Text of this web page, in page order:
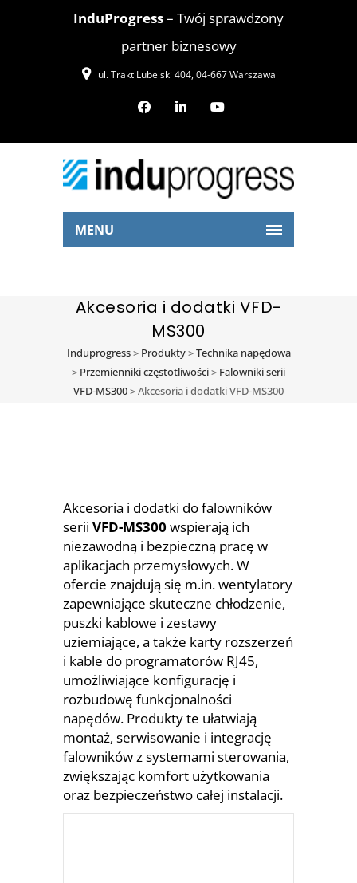
InduProgress– Twój sprawdzony
partner biznesowy
ul. Trakt Lubelski 404, 04-667 Warszawa
MENU
Akcesoria i dodatki VFD-
MS300
Induprogress> Produkty>Technika napędowa
> Przemienniki częstotliwości> Falowniki serii
VFD-MS300>Akcesoria i dodatki VFD-MS300
Akcesoria i dodatki do falowników
serii VFD-MS300 wspierają ich
niezawodną i bezpieczną pracę w
aplikacjach przemysłowych. W
ofercie znajdują się m.in. wentylatory
zapewniające skuteczne chłodzenie,
puszki kablowe i zestawy
uziemiające, a także karty rozszerzeń
i kable do programatorów RJ45,
umożliwiające konfigurację i
rozbudowę funkcjonalności
napędów. Produkty te ułatwiają
montaż, serwisowanie i integrację
falowników z systemami sterowania,
zwiększając komfort użytkowania
oraz bezpieczeństwo całej instalacji.